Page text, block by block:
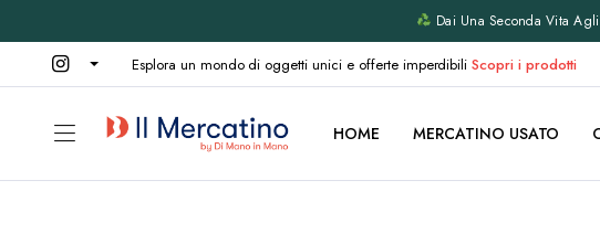
Dai Una Seconda Vita
Esplora un mondo di oggetti unici e offerte imperdibiliScopri i prodotti
HOME MERCATINO USATO